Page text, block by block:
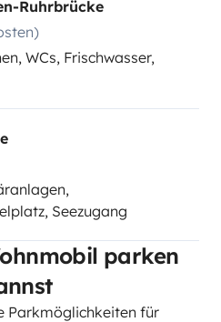
Ruhrbrücke
WCs, Frischwasser,
Seezugang
parken
Parkmöglichkeiten für